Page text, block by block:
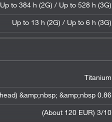
Up to 384 h (2G) / Up to 528 h (3G)
Up to 13 h (2G) / Up to 6 h (3G)
Titanium
0.86 W/kg (head) &amp;nbsp; &amp;nbsp;
3/10 (About 120 EUR)